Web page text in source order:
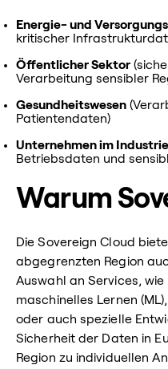
Energie- und
kritischer
Öffentlicher Sektor
Verarbeitung sensibler
Gesundheitswesen
Patientendaten)
Unternehmen im
Betriebsdaten und
Warum
Die Sovereign Cloud
abgegrenzten Region
Auswahl an Services,
maschinelles Lernen
oder auch spezielle
Sicherheit der Daten in
Region zu individuellen